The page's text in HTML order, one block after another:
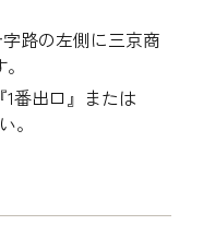
路の左側に三京商
番出口』または
。